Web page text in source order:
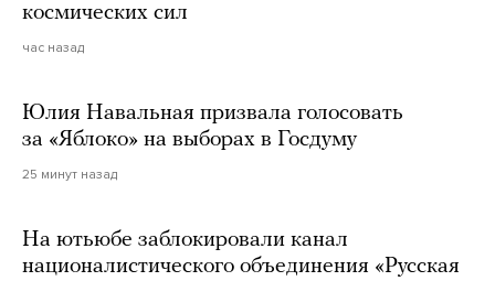
космических сил
час назад
Юлия Навальная призвала голосовать
за «Яблоко» на выборах в Госдуму
25 минут назад
На ютьюбе заблокировали канал
националистического объединения «Русская